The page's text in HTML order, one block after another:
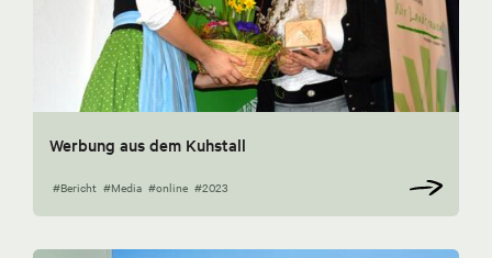
Werbung aus dem Kuhstall
#Bericht #Media #online #2023